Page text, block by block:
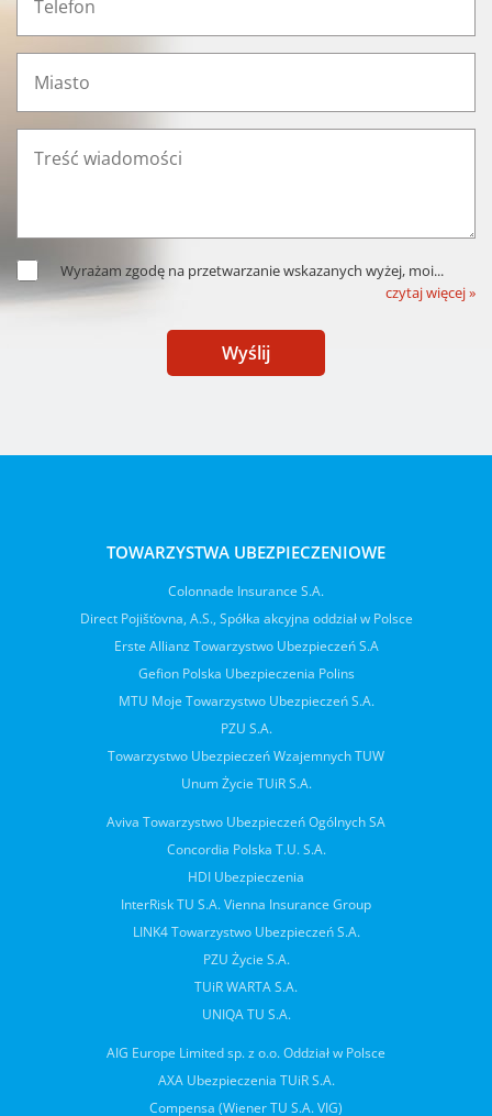
Wyrażam zgodę na przetwarzanie wskazanych wyżej, moi...
czytaj więcej »
Wyślij
TOWARZYSTWA UBEZPIECZENIOWE
Colonnade Insurance S.A.
Direct Pojišťovna, A.S., Spółka akcyjna oddział w Polsce
Erste Allianz Towarzystwo Ubezpieczeń S.A
Gefion Polska Ubezpieczenia Polins
MTU Moje Towarzystwo Ubezpieczeń S.A.
PZU S.A.
Towarzystwo Ubezpieczeń Wzajemnych TUW
Unum Życie TUiR S.A.
Aviva Towarzystwo Ubezpieczeń Ogólnych SA
Concordia Polska T.U. S.A.
HDI Ubezpieczenia
InterRisk TU S.A. Vienna Insurance Group
LINK4 Towarzystwo Ubezpieczeń S.A.
PZU Życie S.A.
TUiR WARTA S.A.
UNIQA TU S.A.
AIG Europe Limited sp. z o.o. Oddział w Polsce
AXA Ubezpieczenia TUiR S.A.
Compensa (Wiener TU S.A. VIG)